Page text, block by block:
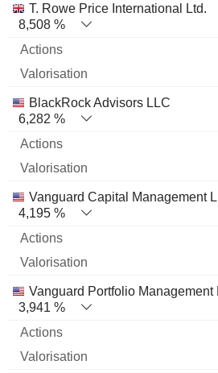
T. Rowe Price International Ltd.
8,508 %
BlackRock Advisors LLC
6,282 %
Vanguard Capital Management
4,195 %
Vanguard Portfolio Management
3,941 %